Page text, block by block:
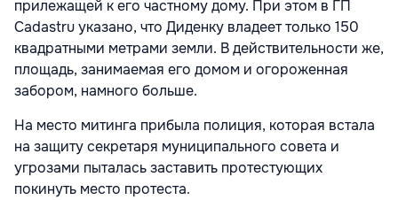
прилежащей к его частному дому. При этом в ГП
Cadastru указано, что Диденку владеет только 150
квадратными метрами земли. В действительности же,
площадь, занимаемая его домом и огороженная
забором, намного больше.
На место митинга прибыла полиция, которая встала
на защиту секретаря муниципального совета и
угрозами пыталась заставить протестующих
покинуть место протеста.